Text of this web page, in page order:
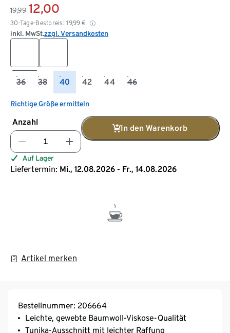
19,99 12,00
30-Tage-Bestpreis: 19,99 €
inkl. MwSt.zzgl. Versandkosten
36 38 40 42 44 46
Richtige Größe ermitteln
Anzahl
In den Warenkorb
Auf Lager
Liefertermin: Mi., 12.08.2026 - Fr., 14.08.2026
Artikel merken
Bestellnummer: 206664
Leichte, gewebte Baumwoll-Viskose-Qualität
Tunika-Ausschnitt mit leichter Raffung